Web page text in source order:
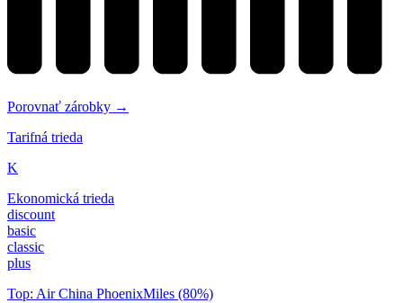
Porovnať zárobky →
Tarifná trieda
K
Ekonomická trieda
discount
basic
classic
plus
Top: Air China PhoenixMiles (80%)